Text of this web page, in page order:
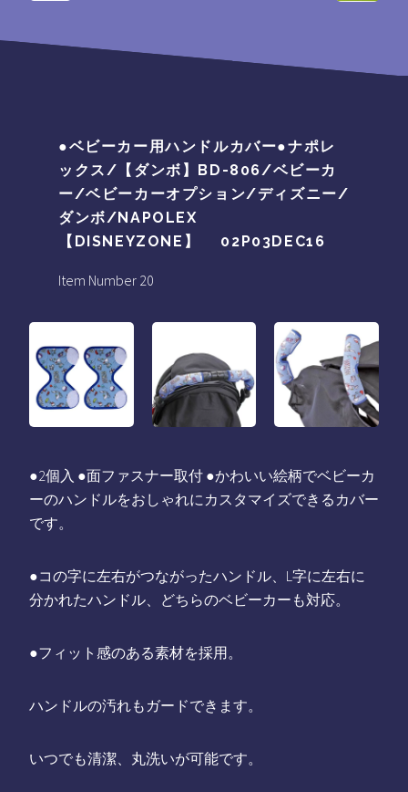
●ベビーカー用ハンドルカバー●ナポレ
ックス/【ダンボ】BD-806/ベビーカ
ー/ベビーカーオプション/ディズニー/
ダンボ/NAPOLEX
【DISNEYZONE】 02P03DEC16
Item Number 20
●2個入 ●面ファスナー取付 ●かわいい絵柄でベビーカ
ーのハンドルをおしゃれにカスタマイズできるカバー
です。
●コの字に左右がつながったハンドル、L字に左右に
分かれたハンドル、どちらのベビーカーも対応。
●フィット感のある素材を採用。
ハンドルの汚れもガードできます。
いつでも清潔、丸洗いが可能です。